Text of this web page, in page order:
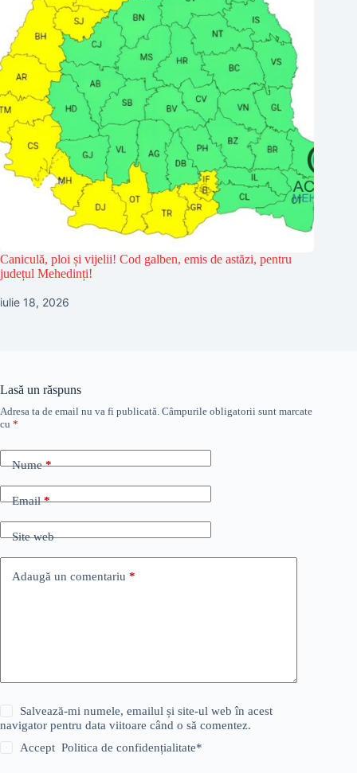
Caniculă, ploi și vijelii! Cod galben, emis de astăzi, pentru
județul Mehedinți!
iulie 18, 2026
Lasă un răspuns
Adresa ta de email nu va fi publicată. Câmpurile obligatorii sunt marcate
cu *
Nume*
Email*
Site web
Adaugă un comentariu *
Salvează-mi numele, emailul și site-ul web în acest
navigator pentru data viitoare când o să comentez.
AcceptPolitica de confidențialitate*